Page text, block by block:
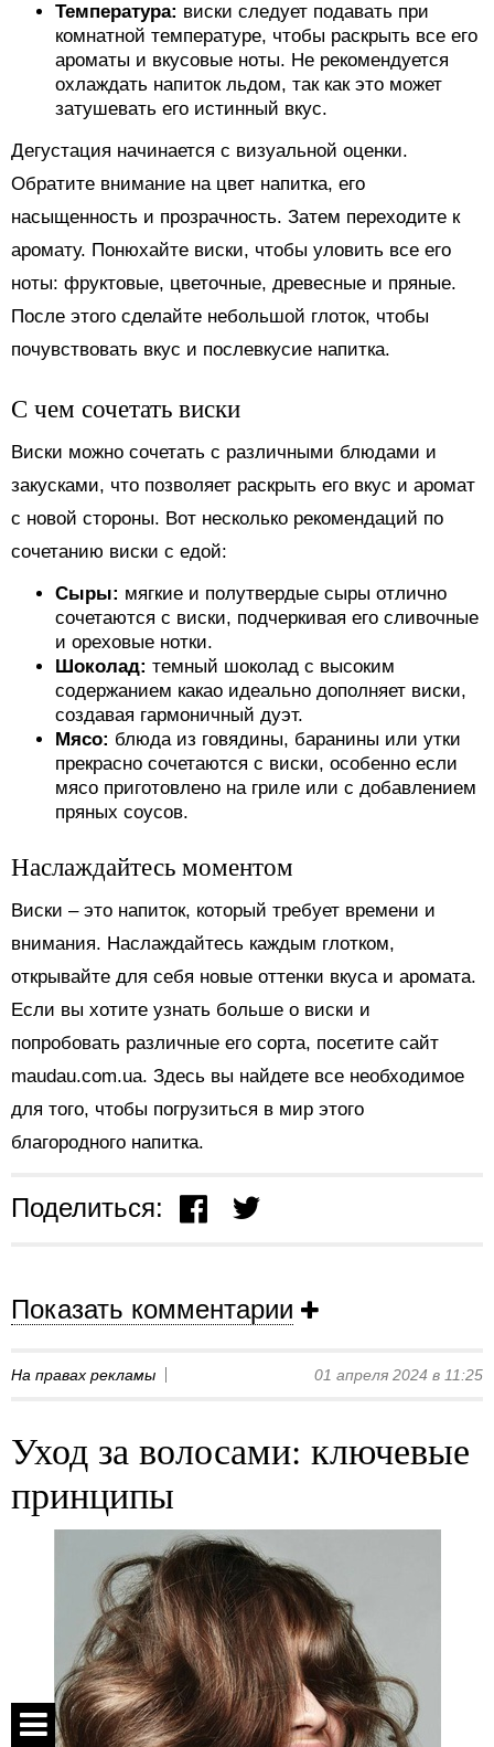
Температура: виски следует подавать при
комнатной температуре, чтобы раскрыть все его
ароматы и вкусовые ноты. Не рекомендуется
охлаждать напиток льдом, так как это может
затушевать его истинный вкус.
Дегустация начинается с визуальной оценки.
Обратите внимание на цвет напитка, его
насыщенность и прозрачность. Затем переходите к
аромату. Понюхайте виски, чтобы уловить все его
ноты: фруктовые, цветочные, древесные и пряные.
После этого сделайте небольшой глоток, чтобы
почувствовать вкус и послевкусие напитка.
С чем сочетать виски
Виски можно сочетать с различными блюдами и
закусками, что позволяет раскрыть его вкус и аромат
с новой стороны. Вот несколько рекомендаций по
сочетанию виски с едой:
Сыры: мягкие и полутвердые сыры отлично
сочетаются с виски, подчеркивая его сливочные
и ореховые нотки.
Шоколад: темный шоколад с высоким
содержанием какао идеально дополняет виски,
создавая гармоничный дуэт.
Мясо: блюда из говядины, баранины или утки
прекрасно сочетаются с виски, особенно если
мясо приготовлено на гриле или с добавлением
пряных соусов.
Наслаждайтесь моментом
Виски – это напиток, который требует времени и
внимания. Наслаждайтесь каждым глотком,
открывайте для себя новые оттенки вкуса и аромата.
Если вы хотите узнать больше о виски и
попробовать различные его сорта, посетите сайт
maudau.com.ua. Здесь вы найдете все необходимое
для того, чтобы погрузиться в мир этого
благородного напитка.
Поделиться:
Показать комментарии
На правах рекламы 01 апреля 2024 в 11:25
Уход за волосами: ключевые
принципы